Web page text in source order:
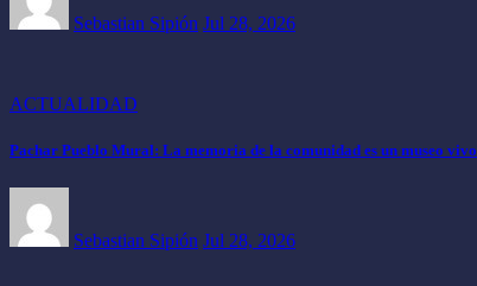
Sebastian Sipión Jul 28, 2026
ACTUALIDAD
Pachar Pueblo Mural: La memoria de la comunidad es un museo vivo
Sebastian Sipión Jul 28, 2026